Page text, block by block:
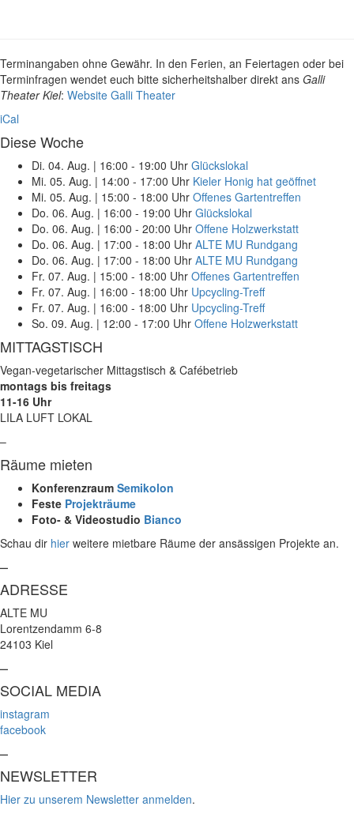
Terminangaben ohne Gewähr. In den Ferien, an Feiertagen oder bei
Terminfragen wendet euch bitte sicherheitshalber direkt ans Galli
Theater Kiel: Website Galli Theater
iCal
Diese Woche
Di. 04. Aug. | 16:00 - 19:00 Uhr Glückslokal
Mi. 05. Aug. | 14:00 - 17:00 Uhr Kieler Honig hat geöffnet
Mi. 05. Aug. | 15:00 - 18:00 Uhr Offenes Gartentreffen
Do. 06. Aug. | 16:00 - 19:00 Uhr Glückslokal
Do. 06. Aug. | 16:00 - 20:00 Uhr Offene Holzwerkstatt
Do. 06. Aug. | 17:00 - 18:00 Uhr ALTE MU Rundgang
Do. 06. Aug. | 17:00 - 18:00 Uhr ALTE MU Rundgang
Fr. 07. Aug. | 15:00 - 18:00 Uhr Offenes Gartentreffen
Fr. 07. Aug. | 16:00 - 18:00 Uhr Upcycling-Treff
Fr. 07. Aug. | 16:00 - 18:00 Uhr Upcycling-Treff
So. 09. Aug. | 12:00 - 17:00 Uhr Offene Holzwerkstatt
MITTAGSTISCH
Vegan-vegetarischer Mittagstisch & Cafébetrieb
montags bis freitags
11-16 Uhr
LILA LUFT LOKAL
–
Räume mieten
Konferenzraum Semikolon
Feste Projekträume
Foto- & Videostudio Bianco
Schau dir hier weitere mietbare Räume der ansässigen Projekte an.
–
ADRESSE
ALTE MU
Lorentzendamm 6-8
24103 Kiel
–
SOCIAL MEDIA
instagram
facebook
–
NEWSLETTER
Hier zu unserem Newsletter anmelden.